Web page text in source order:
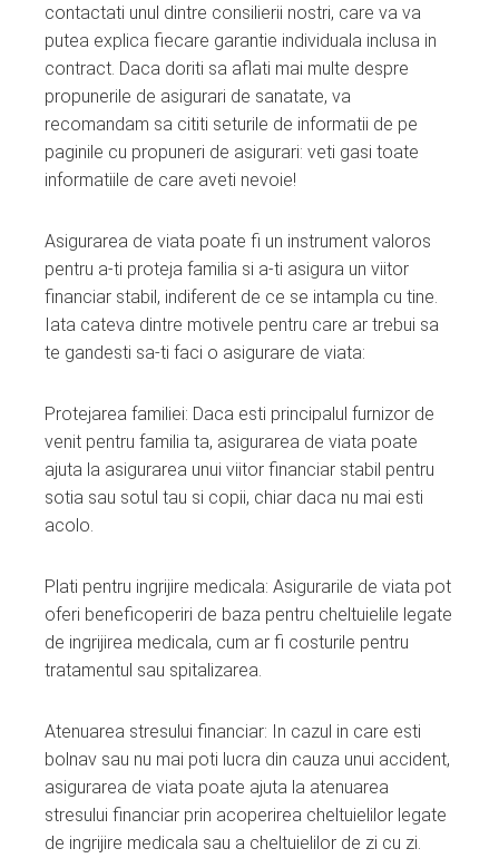
contactati unul dintre consilierii nostri, care va va
putea explica fiecare garantie individuala inclusa in
contract. Daca doriti sa aflati mai multe despre
propunerile de asigurari de sanatate, va
recomandam sa cititi seturile de informatii de pe
paginile cu propuneri de asigurari: veti gasi toate
informatiile de care aveti nevoie!
Asigurarea de viata poate fi un instrument valoros
pentru a-ti proteja familia si a-ti asigura un viitor
financiar stabil, indiferent de ce se intampla cu tine.
Iata cateva dintre motivele pentru care ar trebui sa
te gandesti sa-ti faci o asigurare de viata:
Protejarea familiei: Daca esti principalul furnizor de
venit pentru familia ta, asigurarea de viata poate
ajuta la asigurarea unui viitor financiar stabil pentru
sotia sau sotul tau si copii, chiar daca nu mai esti
acolo.
Plati pentru ingrijire medicala: Asigurarile de viata pot
oferi beneficoperiri de baza pentru cheltuielile legate
de ingrijirea medicala, cum ar fi costurile pentru
tratamentul sau spitalizarea.
Atenuarea stresului financiar: In cazul in care esti
bolnav sau nu mai poti lucra din cauza unui accident,
asigurarea de viata poate ajuta la atenuarea
stresului financiar prin acoperirea cheltuielilor legate
de ingrijire medicala sau a cheltuielilor de zi cu zi.